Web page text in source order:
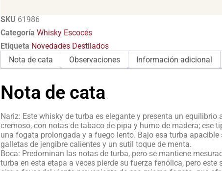
SKU 61986
Categoría Whisky Escocés
Etiqueta Novedades Destilados
Nota de cata
Observaciones Información adicional
Nota de cata
Nariz: Este whisky de turba es elegante y presenta un
cremoso, con notas de tabaco de pipa y humo de madera; ese
una fogata prolongada y a fuego lento. Bajo esa turba
galletas de jengibre calientes y un sutil toque de menta.
Boca: Predominan las notas de turba, pero se mantiene
turba en esta etapa a veces pierde su fuerza fenólica, pero